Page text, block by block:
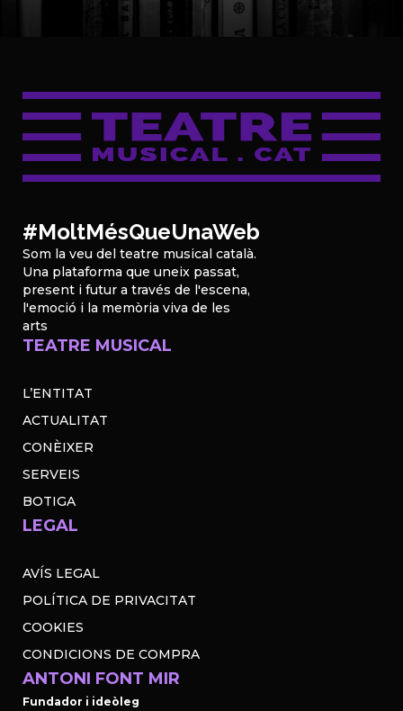
#MoltMésQueUnaWeb
Som la veu del teatre musical català.
Una plataforma que uneix passat,
present i futur a través de l'escena,
l'emoció i la memòria viva de les
arts
TEATRE MUSICAL
L’ENTITAT
ACTUALITAT
CONÈIXER
SERVEIS
BOTIGA
LEGAL
AVÍS LEGAL
POLÍTICA DE PRIVACITAT
COOKIES
CONDICIONS DE COMPRA
ANTONI FONT MIR
Fundador i ideòleg